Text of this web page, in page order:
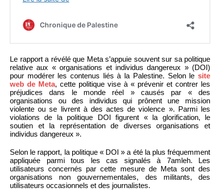
Le rapport a révélé que Meta s’appuie souvent sur sa politique
relative aux « organisations et individus dangereux » (DOI)
pour modérer les contenus liés à la Palestine. Selon le site
web de Meta, cette politique vise à « prévenir et contrer les
préjudices dans le monde réel » causés par « des
organisations ou des individus qui prônent une mission
violente ou se livrent à des actes de violence ». Parmi les
violations de la politique DOI figurent « la glorification, le
soutien et la représentation de diverses organisations et
individus dangereux ».
Selon le rapport, la politique « DOI » a été la plus fréquemment
appliquée parmi tous les cas signalés à 7amleh. Les
utilisateurs concernés par cette mesure de Meta sont des
organisations non gouvernementales, des militants, des
utilisateurs occasionnels et des journalistes.